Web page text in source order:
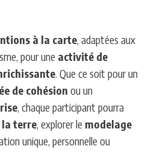
à la carte, adaptées aux
pour une activité de
. Que ce soit pour un
de cohésion ou un
, chaque participant pourra
terre, explorer le modelage
unique, personnelle ou